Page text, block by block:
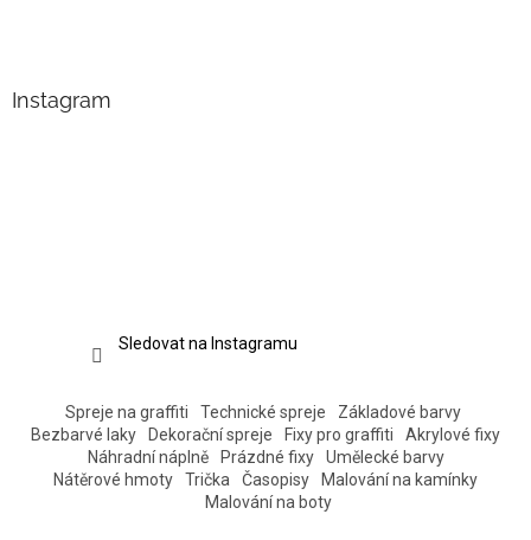
Instagram
Sledovat na Instagramu
Spreje na graffiti Technické spreje
Základové barvy
Bezbarvé laky
Dekorační spreje Fixy pro graffiti
Akrylové fixy
Náhradní náplně
Prázdné fixy
Umělecké barvy
Nátěrové hmoty
Trička Časopisy
Malování na kamínky
Malování na boty